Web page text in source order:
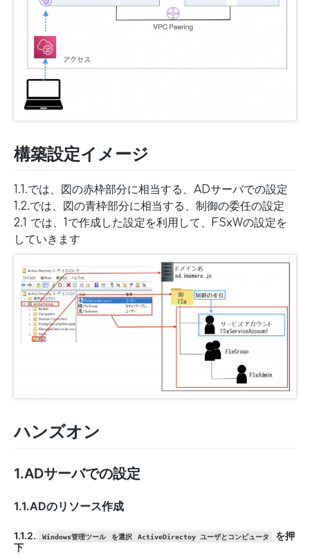
構築設定イメージ
1.1.では、図の赤枠部分に相当する、ADサーバでの設定
1.2.では、図の青枠部分に相当する、制御の委任の設定
2.1 では、1で作成した設定を利用して、FSxWの設定を
していきます
ハンズオン
1.ADサーバでの設定
1.1.ADのリソース作成
1.1.2. Windows管理ツール を選択 ActiveDirectoy ユーザとコンピュータ
を押
下